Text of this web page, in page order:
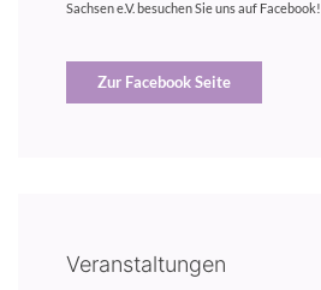
Sachsen e.V. besuchen Sie uns auf Facebook!
Zur Facebook Seite
Veranstaltungen